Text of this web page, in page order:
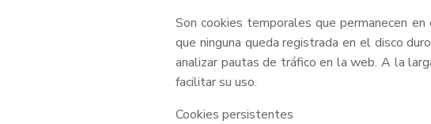
Son cookies temporales que permanecen
que ninguna queda registrada en el disco
analizar pautas de tráfico en la web. A la
facilitar su uso.
Cookies persistentes